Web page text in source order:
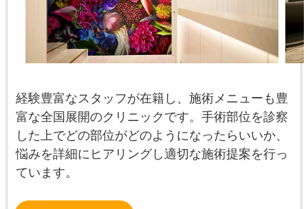
経験豊富なスタッフが在籍し、施術メニューも豊
富な全国展開のクリニックです。手術部位を診察
した上でどの部位がどのようになったらいいか、
悩みを詳細にヒアリングし適切な施術提案を行っ
ています。